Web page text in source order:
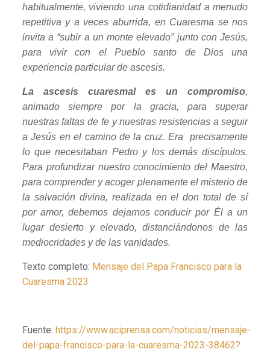
habitualmente, viviendo una cotidianidad a menudo
repetitiva y a veces aburrida, en Cuaresma se nos
invita a “subir a un monte elevado” junto con Jesús,
para vivir con el Pueblo santo de Dios una
experiencia particular de ascesis.
La ascesis cuaresmal es un compromiso,
animado siempre por la gracia, para superar
nuestras faltas de fe y nuestras resistencias a seguir
a Jesús en el camino de la cruz. Era precisamente
lo que necesitaban Pedro y los demás discípulos.
Para profundizar nuestro conocimiento del Maestro,
para comprender y acoger plenamente el misterio de
la salvación divina, realizada en el don total de sí
por amor, debemos dejarnos conducir por Él a un
lugar desierto y elevado, distanciándonos de las
mediocridades y de las vanidades.
Texto completo: Mensaje del Papa Francisco para la
Cuaresma 2023
Fuente: https://www.aciprensa.com/noticias/mensaje-
del-papa-francisco-para-la-cuaresma-2023-38462?